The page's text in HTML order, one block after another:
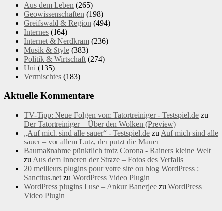
Aus dem Leben (265)
Geowissenschaften (198)
Greifswald & Region (494)
Internes (164)
Internet & Nerdkram (236)
Musik & Style (383)
Politik & Wirtschaft (274)
Uni (135)
Vermischtes (183)
Aktuelle Kommentare
TV-Tipp: Neue Folgen vom Tatortreiniger - Testspiel.de zu
Der Tatortreiniger – Über den Wolken (Preview)
„Auf mich sind alle sauer“ - Testspiel.de zu Auf mich sind alle
sauer – vor allem Lutz, der putzt die Mauer
Baumaßnahme pünktlich trotz Corona - Rainers kleine Welt
zu Aus dem Inneren der Straze – Fotos des Verfalls
20 meilleurs plugins pour votre site ou blog WordPress :
Sanctius.net zu WordPress Video Plugin
WordPress plugins I use – Ankur Banerjee zu WordPress
Video Plugin